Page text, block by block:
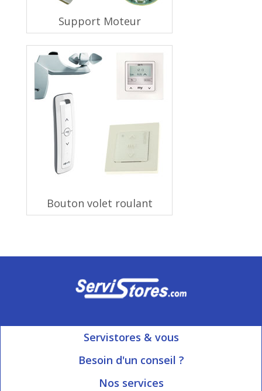
Support Moteur
Bouton volet roulant
Servistores & vous
Mon compte
Besoin d'un conseil ?
Ouvert du Lundi au Vendredi
Nos services